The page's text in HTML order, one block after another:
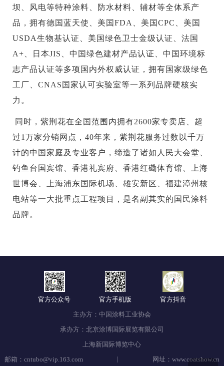
坝、风电等特种涂料、防水材料、辅材等全体系产
品，拥有德国蓝天使、美国FDA、美国CPC、美国
USDA生物基认证、美国绿色卫士金级认证、法国
A+、日本JIS、中国绿色建材产品认证、中国环境标
志产品认证等多项国内外权威认证，拥有国家级绿色
工厂、CNAS国家认可实验室等一系列品牌硬核实
力。
同时，紫荆花在全国范围内拥有2600家专卖店、超
过1万家分销网点，40年来，紫荆花服务过数以千万
计的中国家庭及专业客户，缔造了诸如人民大会堂、
钓鱼台国宾馆、香港礼宾府、香港红磡体育馆、上海
世博会、上海浦东国际机场、雄安新区、福建漳州核
电站等一大批重点工程项目，是名副其实的国民涂料
品牌。
官方公众号 官方手机版
官方抖音
主办方：中国涂料工业协会
承办方：北京涂博国际展览有限公司
上海新国际博览中心
邮箱：cntubo@vip.163.com
| 网址：www.coatshow.cn